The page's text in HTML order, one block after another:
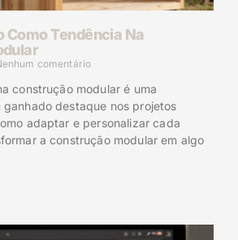
Como Tendência Na
comentário
construção modular é uma
destaque nos projetos
adaptar e personalizar cada
a construção modular em algo